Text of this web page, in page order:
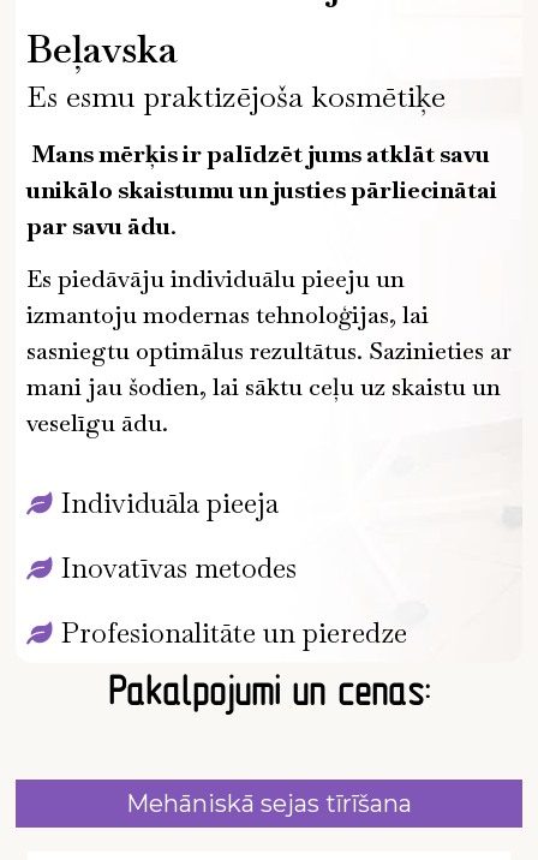
Beļavska
Es esmu praktizējoša kosmētiķe
Mans mērķis ir palīdzēt jums atklāt savu
unikālo skaistumu un justies pārliecinātai
par savu ādu.
Es piedāvāju individuālu pieeju un
izmantoju modernas tehnoloģijas, lai
sasniegtu optimālus rezultātus. Sazinieties ar
mani jau šodien, lai sāktu ceļu uz skaistu un
veselīgu ādu.
Individuāla pieeja
Inovatīvas metodes
Profesionalitāte un pieredze
Pakalpojumi un cenas:
Mehāniskā sejas tīrīšana